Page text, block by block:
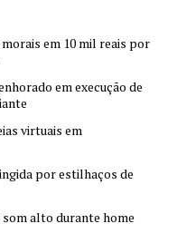
em 10 mil reais por
em execução de
virtuais em
por estilhaços de
alto durante home